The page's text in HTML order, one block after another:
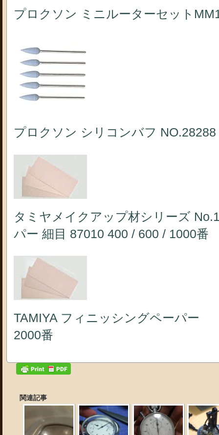
プロクソン ミニルーターセット
プロクソン シリコンバフ NO.28288
タミヤメイクアップ材シリーズ
パー 細目 87010 400 / 600 / 1000番
TAMIYA フィニッシングペーパー
2000番
関連記事